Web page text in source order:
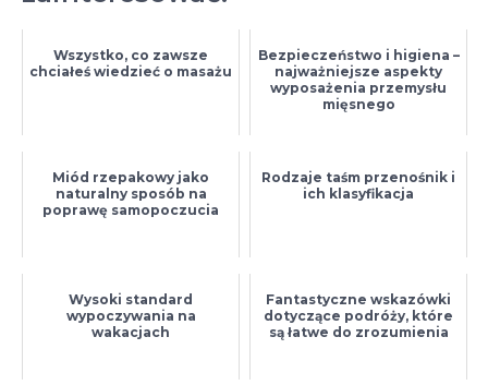
Wszystko, co zawsze
chciałeś wiedzieć o masażu
Bezpieczeństwo i higiena –
najważniejsze aspekty
wyposażenia przemysłu
mięsnego
Miód rzepakowy jako
naturalny sposób na
poprawę samopoczucia
Rodzaje taśm przenośnik i
ich klasyfikacja
Wysoki standard
wypoczywania na
wakacjach
Fantastyczne wskazówki
dotyczące podróży, które
są łatwe do zrozumienia